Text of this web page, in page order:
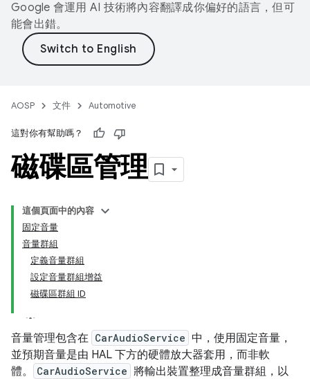
Google 會運用 AI 技術將內容翻譯成你偏好的語言，但可
能會出錯。
AOSP 文件 Automotive
這對你有幫助嗎？
磁碟區管理
這個頁面中的內容
固定音量
音量群組
定義音量群組
設定音量群組增益
磁碟區群組 ID
音量管理包含在 CarAudioService 中，使用固定音量，
並預期音量是由 HAL 下方的硬體放大器套用，而非軟
體。
CarAudioService 將輸出裝置整理成音量群組，以